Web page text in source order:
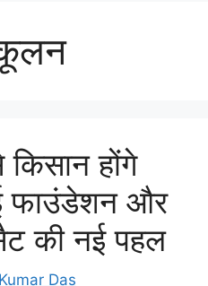
किसान होंगे
फाउंडेशन और
की नई पहल
Das